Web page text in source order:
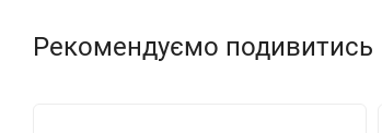
Рекомендуємо подивитись